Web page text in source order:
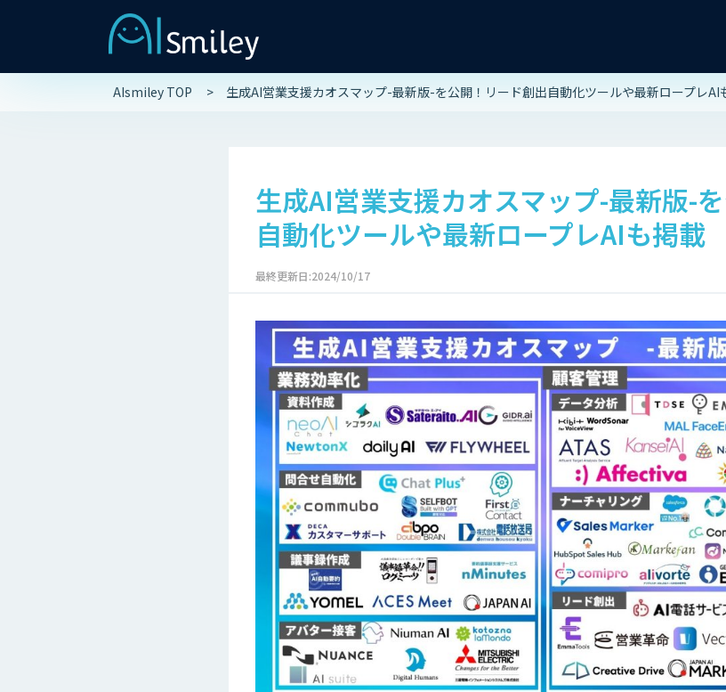
AIsmiley TOP 生成AI営業支援カオスマップ-最新版-を公開！リード創出自動化ツールや最新ロープレAI
生成AI営業支援カオスマップ-最新版-
自動化ツールや最新ロープレAIも掲載
最終更新日:2024/10/17